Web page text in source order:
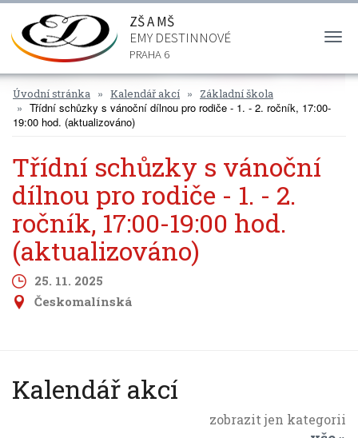
ZŠ A MŠ
EMY DESTINNOVÉ
PRAHA 6
Úvodní stránka Kalendář akcí Základní škola
Třídní schůzky s vánoční dílnou pro rodiče - 1. - 2. ročník, 17:00-
19:00 hod. (aktualizováno)
Třídní schůzky s vánoční
dílnou pro rodiče - 1. - 2.
ročník, 17:00-19:00 hod.
(aktualizováno)
25. 11. 2025
Českomalínská
Kalendář akcí
zobrazit jen kategorii